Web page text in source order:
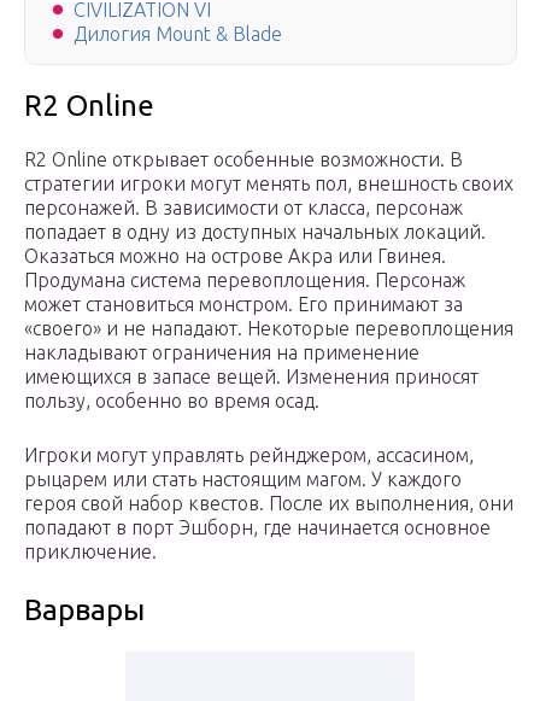
CIVILIZATION VI
Дилогия Mount & Blade
R2 Online
R2 Online открывает особенные возможности. В
стратегии игроки могут менять пол, внешность своих
персонажей. В зависимости от класса, персонаж
попадает в одну из доступных начальных локаций.
Оказаться можно на острове Акра или Гвинея.
Продумана система перевоплощения. Персонаж
может становиться монстром. Его принимают за
«своего» и не нападают. Некоторые перевоплощения
накладывают ограничения на применение
имеющихся в запасе вещей. Изменения приносят
пользу, особенно во время осад.
Игроки могут управлять рейнджером, ассасином,
рыцарем или стать настоящим магом. У каждого
героя свой набор квестов. После их выполнения, они
попадают в порт Эшборн, где начинается основное
приключение.
Варвары